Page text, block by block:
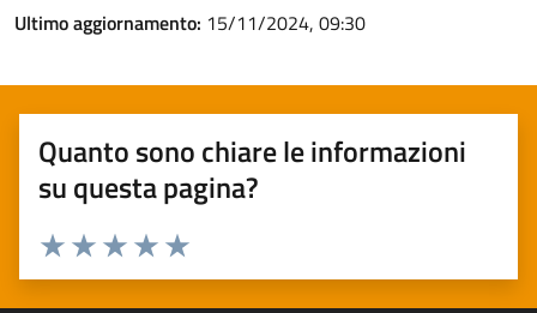
Ultimo aggiornamento: 15/11/2024, 09:30
Quanto sono chiare le informazioni
su questa pagina?
Valuta 5 stelle su 5
Valuta 4 stelle su 5
Valuta 3 stelle su 5
Valuta 2 stelle su 5
Valuta 1 stelle su 5